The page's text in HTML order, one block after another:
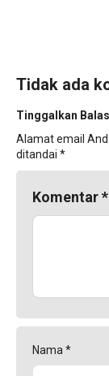
Tidak ada
Tinggalkan
Alamat email
ditandai *
Komentar*
Nama*